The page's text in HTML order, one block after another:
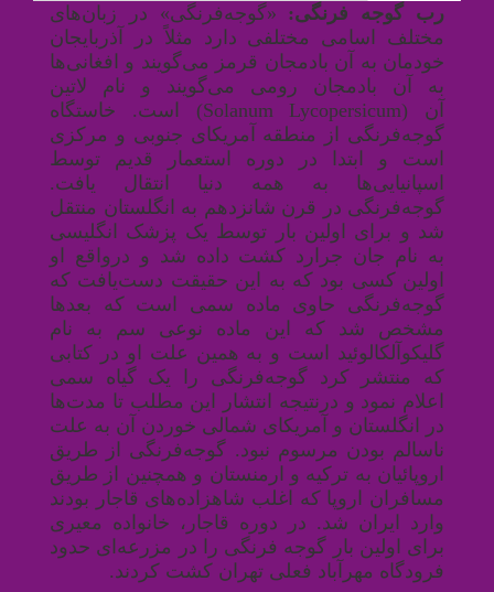
رب گوجه فرنگی: «گوجه‌فرنگی» در زبان‌های
مختلف اسامی مختلفی دارد مثلاً در آذربایجان
خودمان به آن بادمجان قرمز می‌گویند و افغانی‌ها
به آن بادمجان رومی می‌گویند و نام لاتین
آن (Solanum Lycopersicum) است.
خاستگاه
گوجه‌فرنگی از منطقه آمریکای جنوبی و مرکزی
است و ابتدا در دوره استعمار قدیم توسط
اسپانیایی‌ها به همه دنیا انتقال یافت.
گوجه‌فرنگی در قرن شانزدهم به انگلستان منتقل
شد و برای اولین بار توسط یک پزشک انگلیسی
به نام جان جرارد کشت داده شد و درواقع او
اولین کسی بود که به این حقیقت دست‌یافت که
گوجه‌فرنگی حاوی ماده سمی است که بعدها
مشخص شد که این ماده نوعی سم به نام
گلیکوآلکالوئید است و به همین علت او در کتابی
که منتشر کرد گوجه‌فرنگی را یک گیاه سمی
اعلام نمود و درنتیجه انتشار این مطلب تا مدت‌ها
در انگلستان و آمریکای شمالی خوردن آن به علت
ناسالم بودن مرسوم نبود. گوجه‌فرنگی از طریق
اروپائیان به ترکیه و ارمنستان و همچنین از طریق
مسافران اروپا که اغلب شاهزاده‌های قاجار بودند
وارد ایران شد. در دوره قاجار، خانواده معیری
برای اولین بار گوجه فرنگی را در مزرعه‌ای حدود
فرودگاه مهرآباد فعلی تهران کشت کردند.